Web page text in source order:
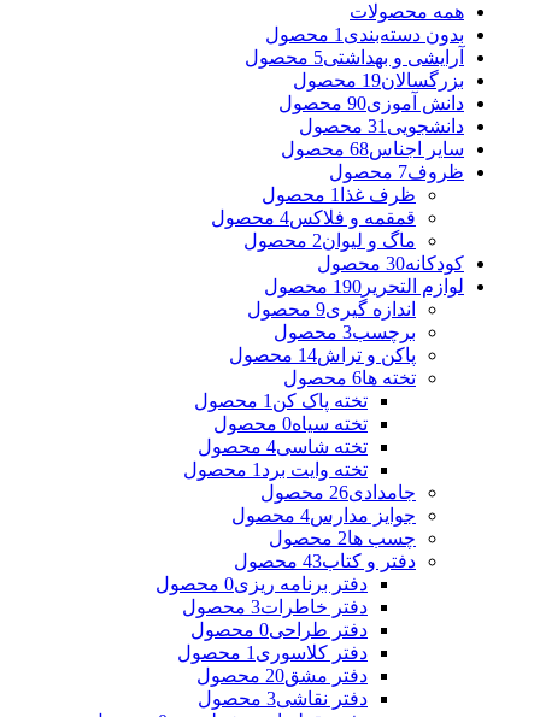
همه محصولات
بدون دسته‌بندی1 محصول
آرایشی و بهداشتی5 محصول
بزرگسالان19 محصول
دانش آموزی90 محصول
دانشجویی31 محصول
سایر اجناس68 محصول
ظروف7 محصول
ظرف غذا 1 محصول
قمقمه و فلاکس4 محصول
ماگ و لیوان2 محصول
کودکانه30 محصول
لوازم التحریر 190 محصول
اندازه گیری9 محصول
برچسب3 محصول
پاکن و تراش14 محصول
تخته ها6 محصول
تخته پاک کن1 محصول
تخته سیاه0 محصول
تخته شاسی4 محصول
تخته وایت برد1 محصول
جامدادی26 محصول
جوایز مدارس4 محصول
چسب ها2 محصول
دفتر و کتاب43 محصول
دفتر برنامه ریزی0 محصول
دفتر خاطرات3 محصول
دفتر طراحی0 محصول
دفتر کلاسوری1 محصول
دفتر مشق20 محصول
دفتر نقاشی3 محصول